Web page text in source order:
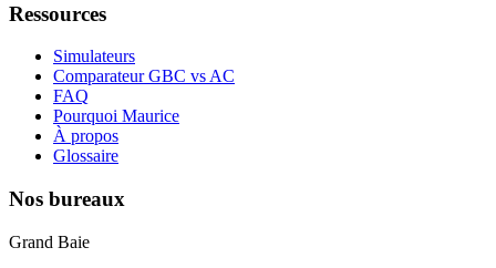
Ressources
Simulateurs
Comparateur GBC vs AC
FAQ
Pourquoi Maurice
À propos
Glossaire
Nos bureaux
Grand Baie